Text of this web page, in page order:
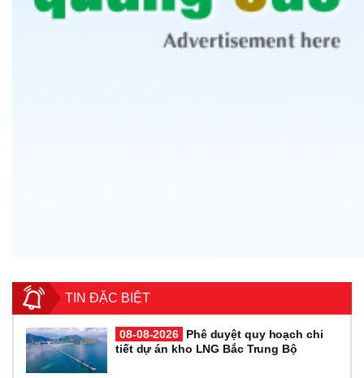
TIN ĐẶC BIỆT
08-08-2026
Phê duyệt quy hoạch chi
tiết dự án kho LNG Bắc Trung Bộ